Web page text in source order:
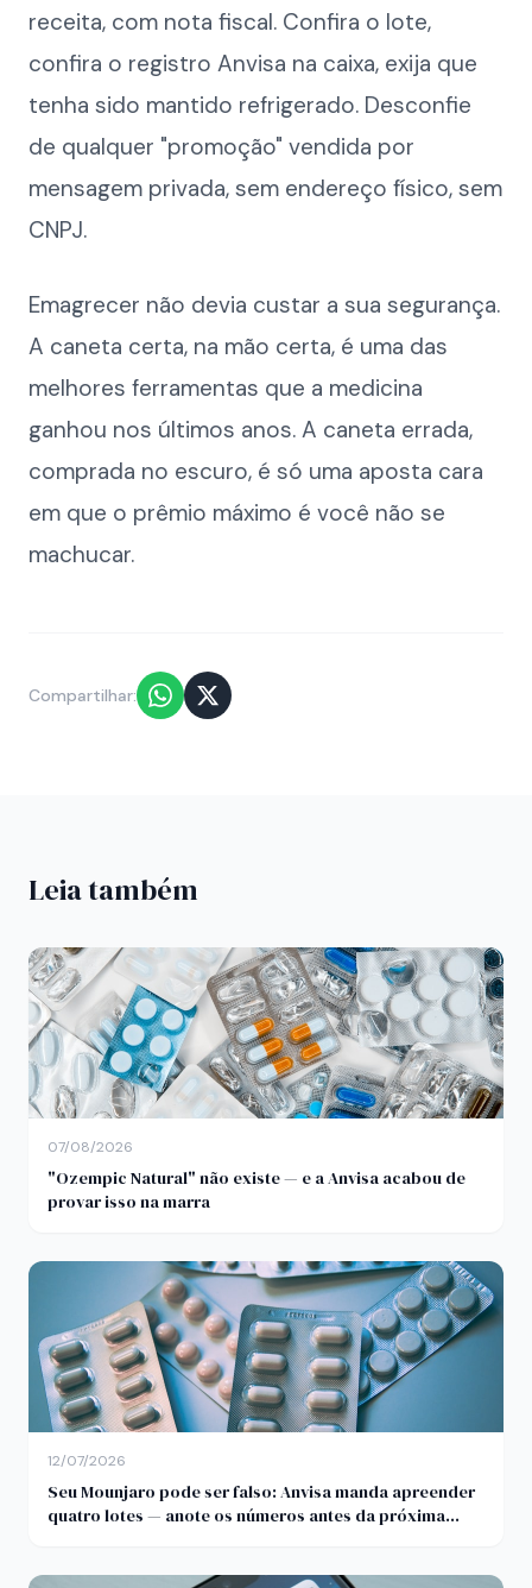
receita, com nota fiscal. Confira o lote,
confira o registro Anvisa na caixa, exija que
tenha sido mantido refrigerado. Desconfie
de qualquer "promoção" vendida por
mensagem privada, sem endereço físico, sem
CNPJ.
Emagrecer não devia custar a sua segurança.
A caneta certa, na mão certa, é uma das
melhores ferramentas que a medicina
ganhou nos últimos anos. A caneta errada,
comprada no escuro, é só uma aposta cara
em que o prêmio máximo é você não se
machucar.
Compartilhar:
Leia também
07/08/2026
"Ozempic Natural" não existe — e a Anvisa acabou de
provar isso na marra
12/07/2026
Seu Mounjaro pode ser falso: Anvisa manda apreender
quatro lotes — anote os números antes da próxima